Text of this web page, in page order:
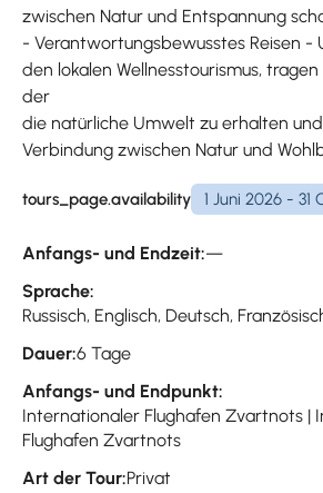
zwischen Natur und Entspannung
- Verantwortungsbewusstes Reisen -
den lokalen Wellnesstourismus,
der
die natürliche Umwelt zu erhalten
Verbindung zwischen Natur und
tours_page.availability 1 Juni 2026 - 31
Anfangs- und Endzeit:—
Sprache:
Russisch, Englisch, Deutsch,
Dauer:6 Tage
Anfangs- und Endpunkt:
Internationaler Flughafen Zvartnots |
Flughafen Zvartnots
Art der Tour:Privat